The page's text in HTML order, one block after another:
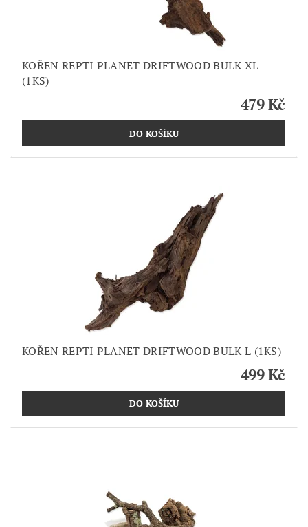
KOŘEN REPTI PLANET DRIFTWOOD BULK XL
(1KS)
479 Kč
KOŘEN REPTI PLANET DRIFTWOOD BULK L (1KS)
499 Kč